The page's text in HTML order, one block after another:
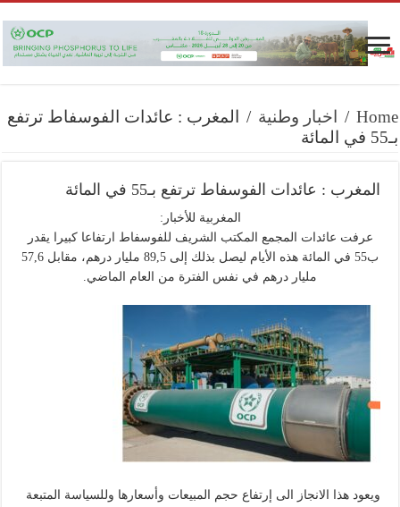
Home
/ اخبار وطنية /
المغرب : عائدات الفوسفاط ترتفع
بـ55 في المائة
المغرب : عائدات الفوسفاط ترتفع بـ55 في المائة
المغربية للأخبار:
عرفت عائدات المجمع المكتب الشريف للفوسفاط ارتفاعا كبيرا يقدر
ب55 في المائة هذه الأيام ليصل بذلك إلى 89,5 مليار درهم، مقابل 57,6
مليار درهم في نفس الفترة من العام الماضي.
ويعود هذا الانجاز الى إرتفاع حجم المبيعات وأسعارها وللسياسة المتبعة